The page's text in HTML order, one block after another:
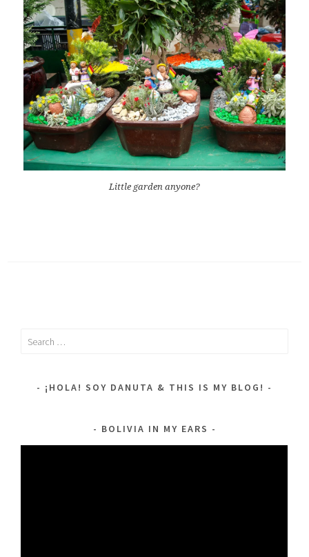
Little garden anyone?
Search
¡HOLA! SOY DANUTA & THIS IS MY BLOG!
BOLIVIA IN MY EARS